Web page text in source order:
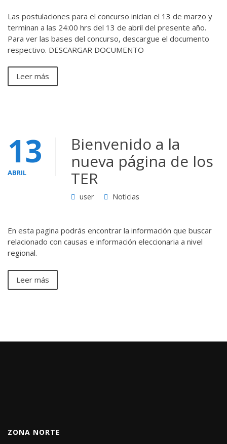
Las postulaciones para el concurso inician el 13 de marzo y
terminan a las 24:00 hrs del 13 de abril del presente año.
Para ver las bases del concurso, descargue el documento
respectivo. DESCARGAR DOCUMENTO
Leer más
13
ABRIL
Bienvenido a la
nueva página de los
TER
user Noticias
En esta pagina podrás encontrar la información que buscar
relacionado con causas e información eleccionaria a nivel
regional.
Leer más
ZONA NORTE